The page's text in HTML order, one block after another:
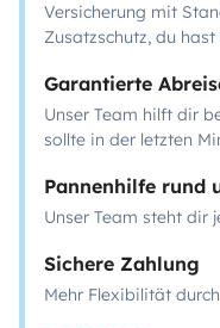
Versicherung mit
Zusatzschutz, du hast
Garantierte
Unser Team hilft dir
sollte in der letzten
Pannenhilfe rund
Unser Team steht dir
Sichere Zahlung
Mehr Flexibilität